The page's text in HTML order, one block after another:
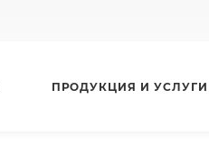
ПРОДУКЦИЯ И УСЛУГИ